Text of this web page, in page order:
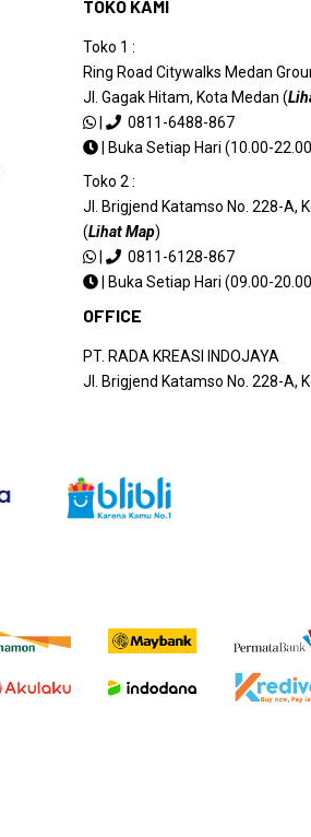
TOKO KAMI
Toko 1 :
Ring Road Citywalks Medan
Jl. Gagak Hitam, Kota Medan (
|
0811-6488-867
|
Buka Setiap Hari (10.00-
Toko 2 :
Jl. Brigjend Katamso No. 228-A,
(Lihat Map)
|
0811-6128-867
|
Buka Setiap Hari (09.00-
OFFICE
PT. RADA KREASI INDOJAYA
Jl. Brigjend Katamso No. 228-A,